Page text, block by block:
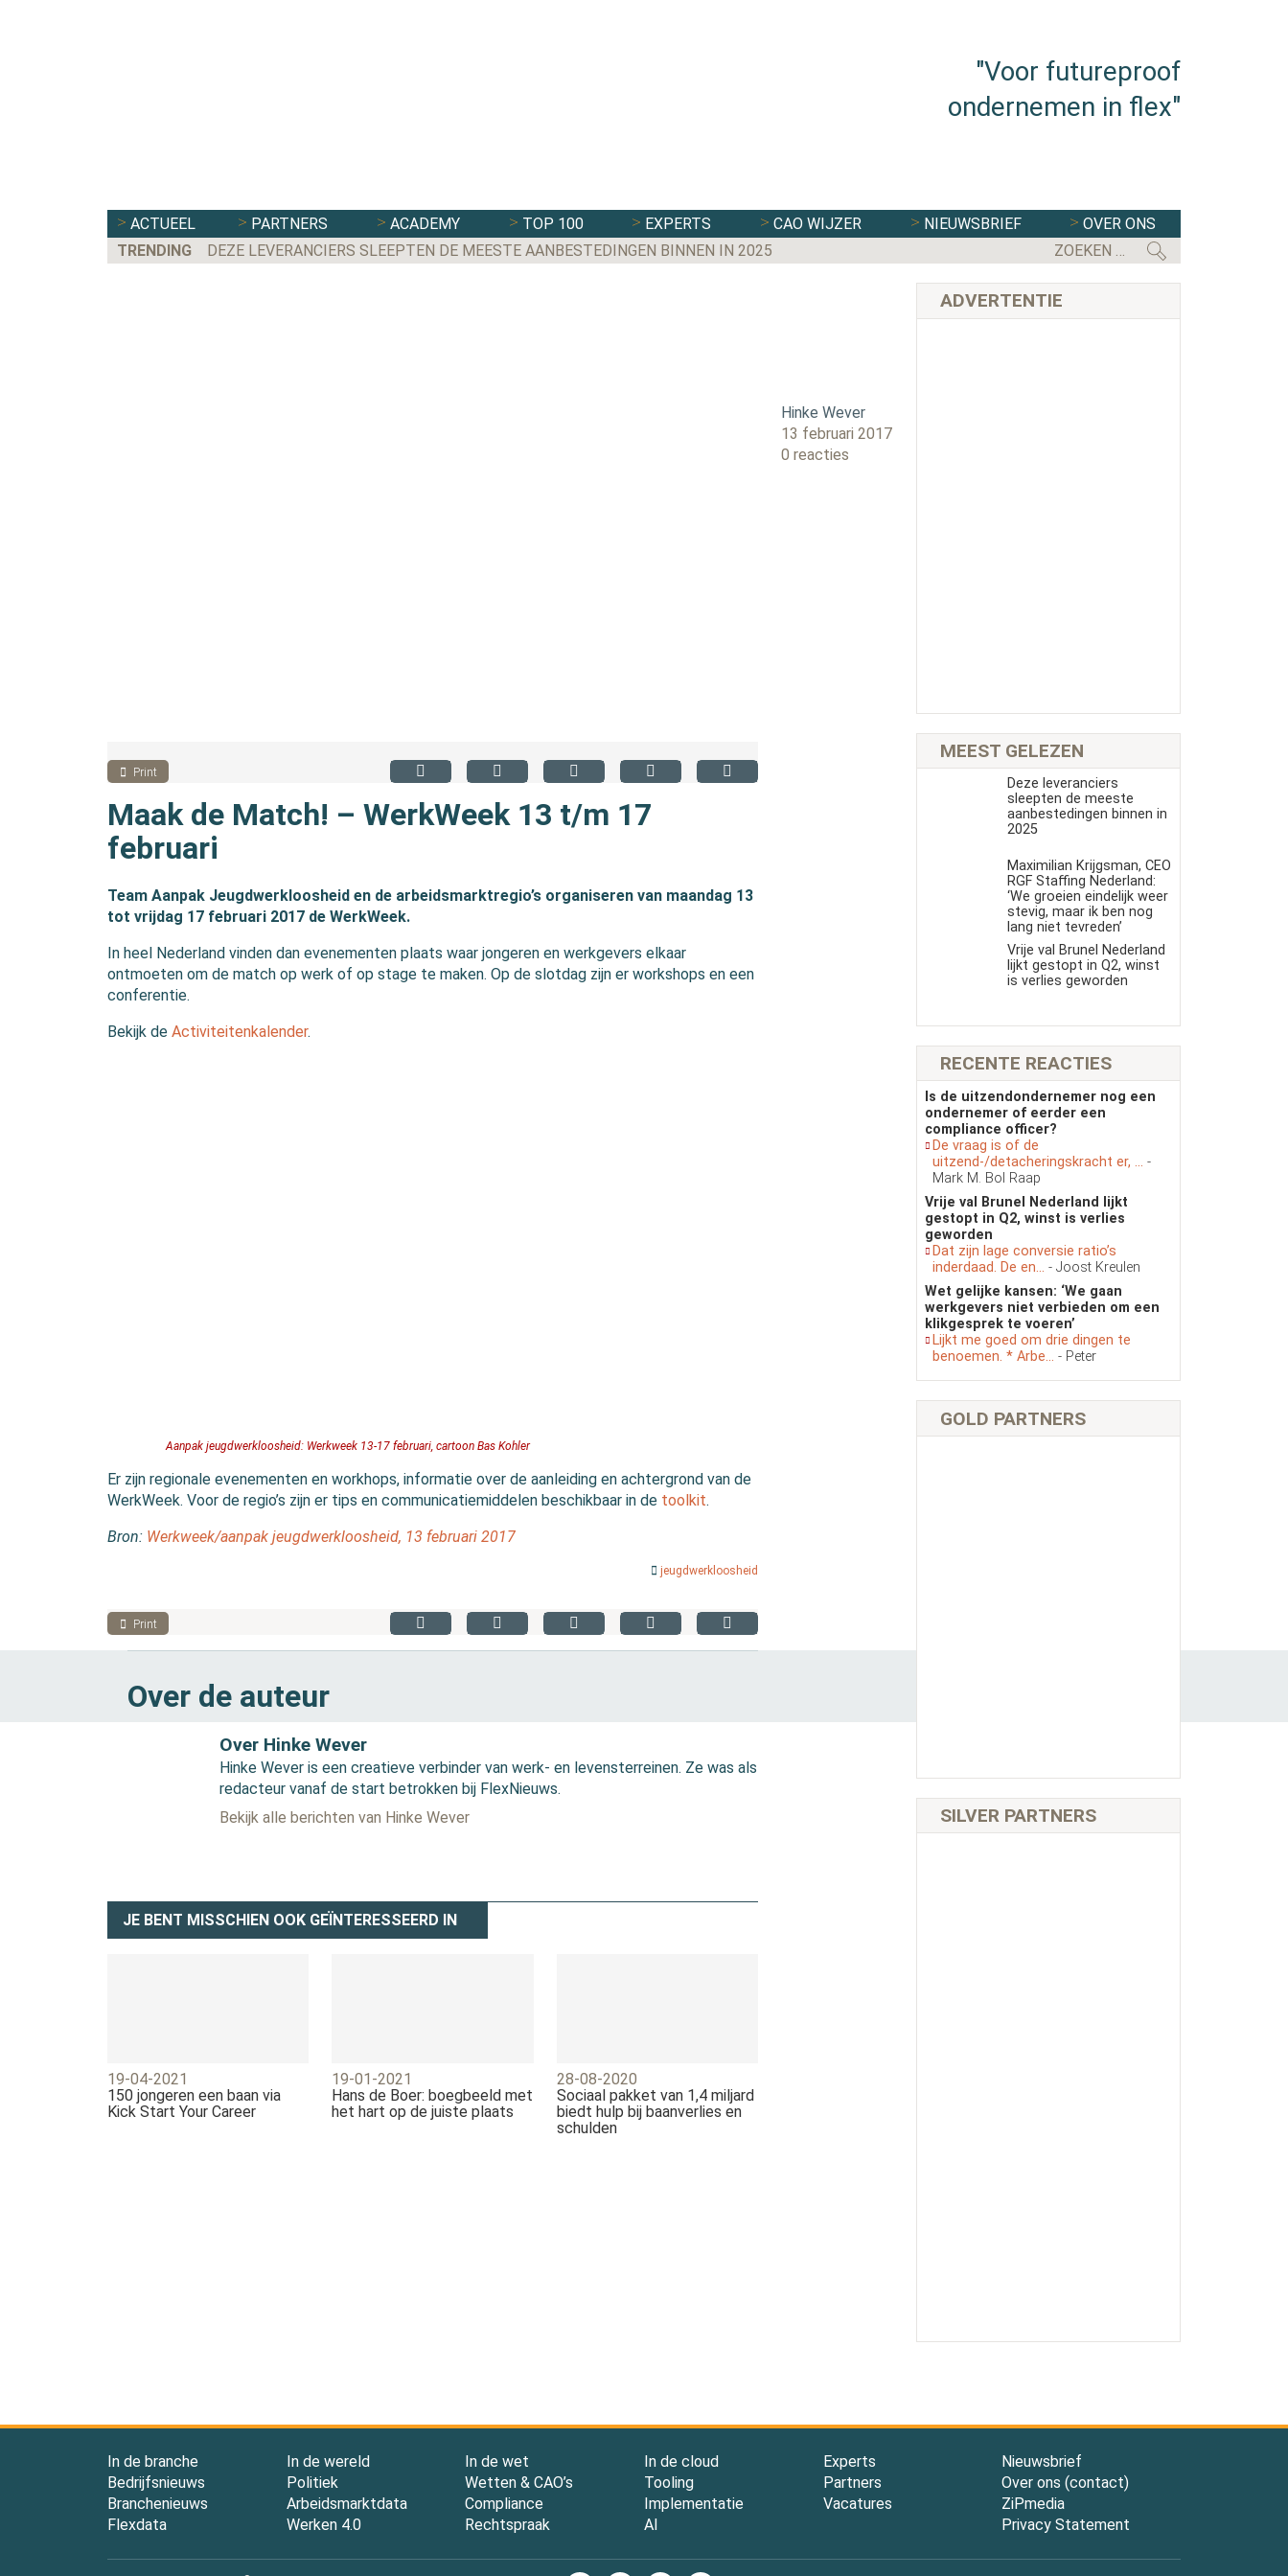
"Voor futureproof
ondernemen in flex"
ACTUEEL PARTNERS ACADEMY TOP 100 EXPERTS CAO WIJZER NIEUWSBRIEF
OVER ONS
TRENDING
DEZE LEVERANCIERS SLEEPTEN DE MEESTE AANBESTEDINGEN BINNEN IN 2025
Hinke Wever
13 februari 2017
0 reacties
Print
Maak de Match! – WerkWeek 13 t/m 17
februari
Team Aanpak Jeugdwerkloosheid en de arbeidsmarktregio’s organiseren van maandag 13
tot vrijdag 17 februari 2017 de WerkWeek.
In heel Nederland vinden dan evenementen plaats waar jongeren en werkgevers elkaar
ontmoeten om de match op werk of op stage te maken. Op de slotdag zijn er workshops en een
conferentie.
Bekijk de Activiteitenkalender.
Aanpak jeugdwerkloosheid: Werkweek 13-17 februari, cartoon Bas Kohler
Er zijn regionale evenementen en workhops, informatie over de aanleiding en achtergrond van de
WerkWeek. Voor de regio’s zijn er tips en communicatiemiddelen beschikbaar in de toolkit.
Bron: Werkweek/aanpak jeugdwerkloosheid, 13 februari 2017
jeugdwerkloosheid
Print
Over de auteur
Over Hinke Wever
Hinke Wever is een creatieve verbinder van werk- en levensterreinen. Ze was als
redacteur vanaf de start betrokken bij FlexNieuws.
Bekijk alle berichten van Hinke Wever
JE BENT MISSCHIEN OOK GEÏNTERESSEERD IN
19-04-2021
150 jongeren een baan via
Kick Start Your Career
19-01-2021
Hans de Boer: boegbeeld met
het hart op de juiste plaats
28-08-2020
Sociaal pakket van 1,4 miljard
biedt hulp bij baanverlies en
schulden
ADVERTENTIE
MEEST GELEZEN
Deze leveranciers
sleepten de meeste
aanbestedingen binnen in
2025
Maximilian Krijgsman, CEO
RGF Staffing Nederland:
‘We groeien eindelijk weer
stevig, maar ik ben nog
lang niet tevreden’
Vrije val Brunel Nederland
lijkt gestopt in Q2, winst
is verlies geworden
RECENTE REACTIES
Is de uitzendondernemer nog een
ondernemer of eerder een
compliance officer?
De vraag is of de
uitzend-/detacheringskracht er, ... -
Mark M. Bol Raap
Vrije val Brunel Nederland lijkt
gestopt in Q2, winst is verlies
geworden
Dat zijn lage conversie ratio’s
inderdaad. De en... - Joost Kreulen
Wet gelijke kansen: ‘We gaan
werkgevers niet verbieden om een
klikgesprek te voeren’
Lijkt me goed om drie dingen te
benoemen. * Arbe... - Peter
GOLD PARTNERS
SILVER PARTNERS
In de branche
Bedrijfsnieuws
Branchenieuws
Flexdata
In de wereld
Politiek
Arbeidsmarktdata
Werken 4.0
In de wet
Wetten & CAO’s
Compliance
Rechtspraak
In de cloud
Tooling
Implementatie
AI
Experts
Partners
Vacatures
Nieuwsbrief
Over ons (contact)
ZiPmedia
Privacy Statement